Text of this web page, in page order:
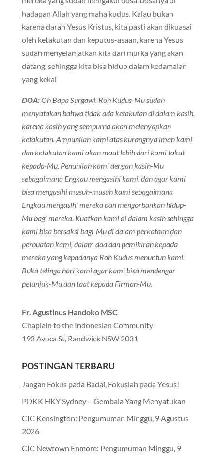
hadapan Allah yang maha kudus. Kalau bukan
karena darah Yesus Kristus, kita pasti akan dikuasai
oleh ketakutan dan keputus-asaan, karena Yesus
sudah menyelamatkan kita dari murka yang akan
datang, sehingga kita bisa hidup dalam kedamaian
yang kekal
DOA:Oh Bapa Surgawi, Roh Kudus-Mu sudah
menyatakan bahwa tidak ada ketakutan di dalam kasih,
karena kasih yang sempurna akan melenyapkan
ketakutan. Ampunilah kami atas kurangnya iman kami
dan ketakutan kami akan maut lebih dari kami takut
kepada-Mu. Penuhilah kami dengan kasih-Mu
sebagaimana Engkau mengasihi kami, dan agar kami
bisa mengasihi musuh-musuh kami sebagaimana
Engkau mengasihi mereka dan mengorbankan hidup-
Mu bagi mereka. Kuatkan kami di dalam kasih sehingga
kami bisa bersaksi bagi-Mu di dalam perkataan dan
perbuatan kami, dalam doa dan pemikiran kepada
mereka yang kepadanya Roh Kudus menuntun kami.
Buka telinga hari kami agar kami bisa mendengar
petunjuk-Mu dan taat kepada Firman-Mu.
Fr. Agustinus Handoko MSC
Chaplain to the Indonesian Community
193 Avoca St, Randwick NSW 2031
POSTINGAN TERBARU
Jangan Fokus pada Badai, Fokuslah pada Yesus!
PDKK HKY Sydney – Gembala Yang Menyatukan
CIC Kensington: Pengumuman Minggu, 9 Agustus
2026
CIC Newtown Enmore: Pengumuman Minggu, 9